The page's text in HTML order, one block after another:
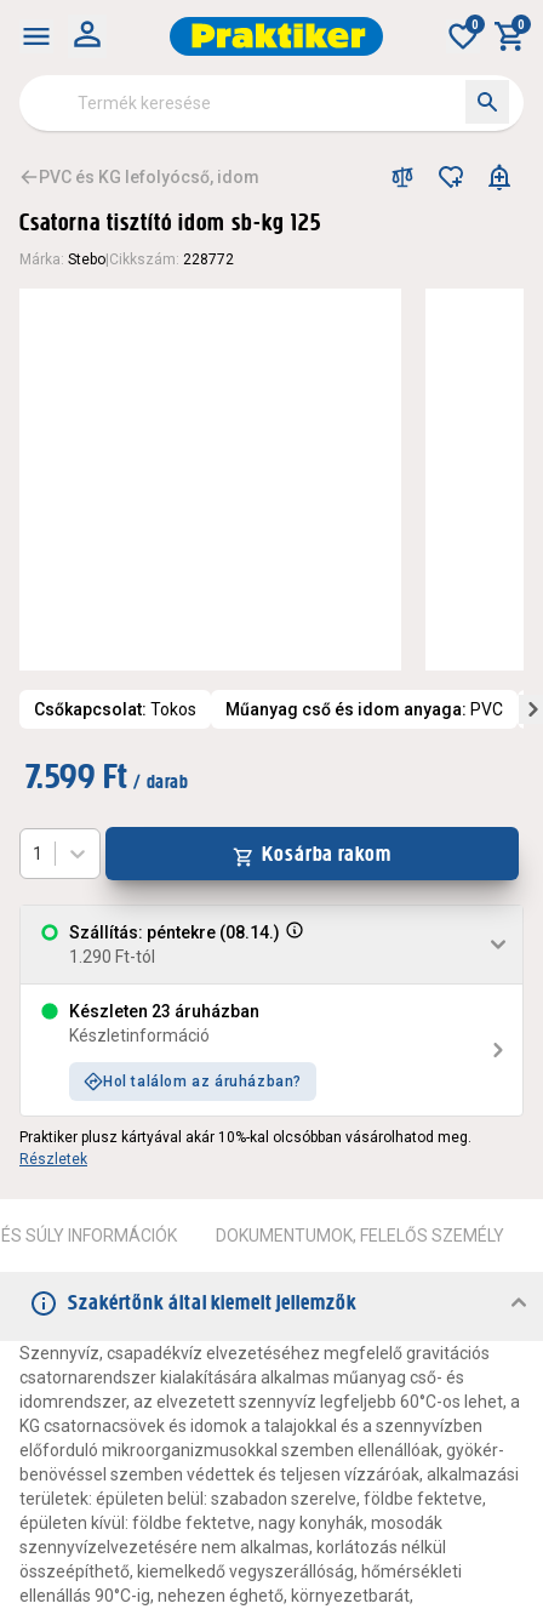
0 0
PVC és KG lefolyócső, idom
Csatorna tisztító idom sb-kg 125
Márka: Stebo Cikkszám: 228772
Csőkapcsolat: Tokos Műanyag cső és idom anyaga: PVC
7.599 Ft / darab
Szállítás: péntekre (08.14.)
1.290 Ft-tól
Készleten 23 áruházban
Készletinformáció
Hol találom az áruházban?
1 Kosárba rakom
Praktiker plusz kártyával akár 10%-kal olcsóbban vásárolhatod meg.
Részletek
SÚLY INFORMÁCIÓK DOKUMENTUMOK, FELELŐS SZEMÉLY
Szakértőnk által kiemelt jellemzők
Szennyvíz, csapadékvíz elvezetéséhez megfelelő gravitációs
csatornarendszer kialakítására alkalmas műanyag cső- és
idomrendszer, az elvezetett szennyvíz legfeljebb 60°C-os lehet, a
KG csatornacsövek és idomok a talajokkal és a szennyvízben
előforduló mikroorganizmusokkal szemben ellenállóak, gyökér-
benövéssel szemben védettek és teljesen vízzáróak, alkalmazási
területek: épületen belül: szabadon szerelve, földbe fektetve,
épületen kívül: földbe fektetve, nagy konyhák, mosodák
szennyvízelvezetésére nem alkalmas, korlátozás nélkül
összeépíthető, kiemelkedő vegyszerállóság, hőmérsékleti
ellenállás 90°C-ig, nehezen éghető, környezetbarát,